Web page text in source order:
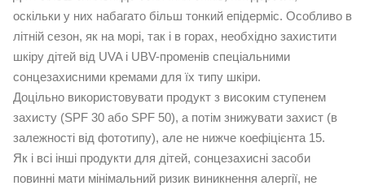
оскільки у них набагато більш тонкий епідерміс. Особливо в
літній сезон, як на морі, так і в горах, необхідно захистити
шкіру дітей від UVA і UBV-променів спеціальними
сонцезахисними кремами для їх типу шкіри.
Доцільно використовувати продукт з високим ступенем
захисту (SPF 30 або SPF 50), а потім знижувати захист (в
залежності від фототипу), але не нижче коефіцієнта 15.
Як і всі інші продукти для дітей, сонцезахисні засоби
повинні мати мінімальний ризик виникнення алергії, не